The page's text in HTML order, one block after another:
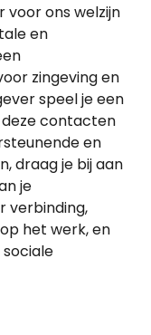
voor ons welzijn
en
zingeving en
speel je een
contacten
en
draag je bij aan
je
verbinding,
het werk, en